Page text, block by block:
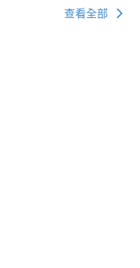
查看全部